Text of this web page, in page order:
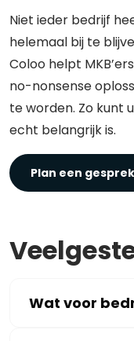
Niet ieder bedrijf
helemaal bij te
Coloo helpt
no-nonsense
te worden. Zo kunt
echt belangrijk is.
Plan een gesprek
Wat voor